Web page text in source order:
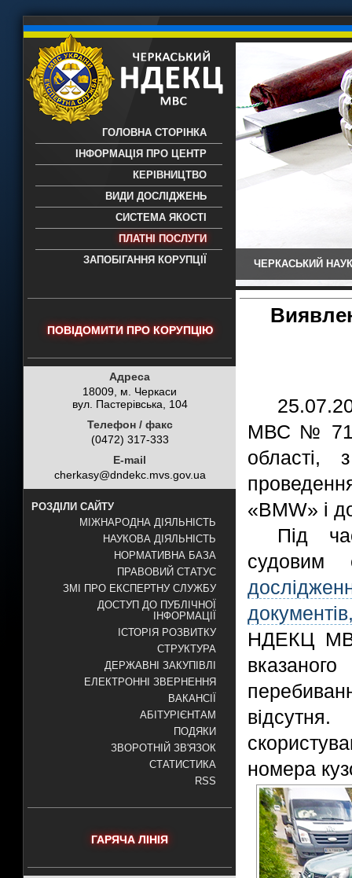
науково-дослідний експертно-
- проведення всих видів судових
експертиз
ГОЛОВНА СТОРІНКА
ІНФОРМАЦІЯ ПРО ЦЕНТР
КЕРІВНИЦТВО
ВИДИ ДОСЛІДЖЕНЬ
СИСТЕМА ЯКОСТІ
ПЛАТНІ ПОСЛУГИ
ЗАПОБІГАННЯ КОРУПЦІЇ
ЧЕРКАСЬКИЙ
ПОВІДОМИТИ ПРО КОРУПЦІЮ
Адреса
18009, м. Черкаси
вул. Пастерівська, 104
Телефон / факс
(0472) 317-333
E-mail
cherkasy@dndekc.mvs.gov.ua
РОЗДІЛИ САЙТУ
МІЖНАРОДНА ДІЯЛЬНІСТЬ
НАУКОВА ДІЯЛЬНІСТЬ
НОРМАТИВНА БАЗА
ПРАВОВИЙ СТАТУС
ЗМІ ПРО ЕКСПЕРТНУ СЛУЖБУ
ДОСТУП ДО ПУБЛІЧНОЇ
ІНФОРМАЦІЇ
ІСТОРІЯ РОЗВИТКУ
СТРУКТУРА
ДЕРЖАВНІ ЗАКУПІВЛІ
ЕЛЕКТРОННІ ЗВЕРНЕННЯ
ВАКАНСІЇ
АБІТУРІЄНТАМ
ПОДЯКИ
ЗВОРОТНІЙ ЗВ'ЯЗОК
СТАТИСТИКА
RSS
ГАРЯЧА ЛІНІЯ
МВС №
області,
«BMW» і
Під
судовим
НДЕКЦ
номера